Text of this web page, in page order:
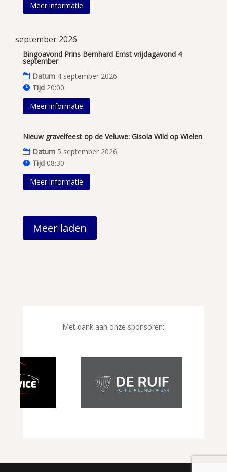
Meer informatie
september 2026
Bingoavond Prins Bernhard Emst vrijdagavond 4
september
Datum 4 september 2026
Tijd 20:00
Meer informatie
Nieuw gravelfeest op de Veluwe: Gisola Wild op Wielen
Datum 5 september 2026
Tijd 08:30
Meer informatie
Meer laden
Met dank aan onze sponsoren: